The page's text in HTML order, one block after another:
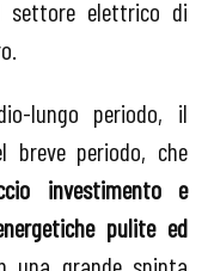
elettrico di
lungo periodo, il
periodo, che
investimento e
pulite ed